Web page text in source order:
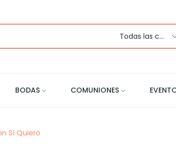
Todas las categorias
BODAS COMUNIONES
Sí Quiero